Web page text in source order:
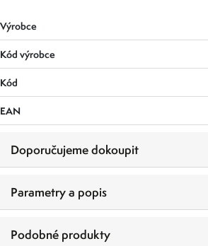
Výrobce
Kód výrobce
Kód
EAN
Doporučujeme dokoupit
Parametry a popis
Podobné produkty